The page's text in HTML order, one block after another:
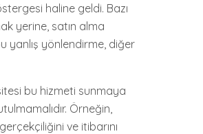
haline geldi. Bazı
yerine, satın alma
yanlış yönlendirme, diğer
bu hizmeti sunmaya
Örneğin,
ve itibarını